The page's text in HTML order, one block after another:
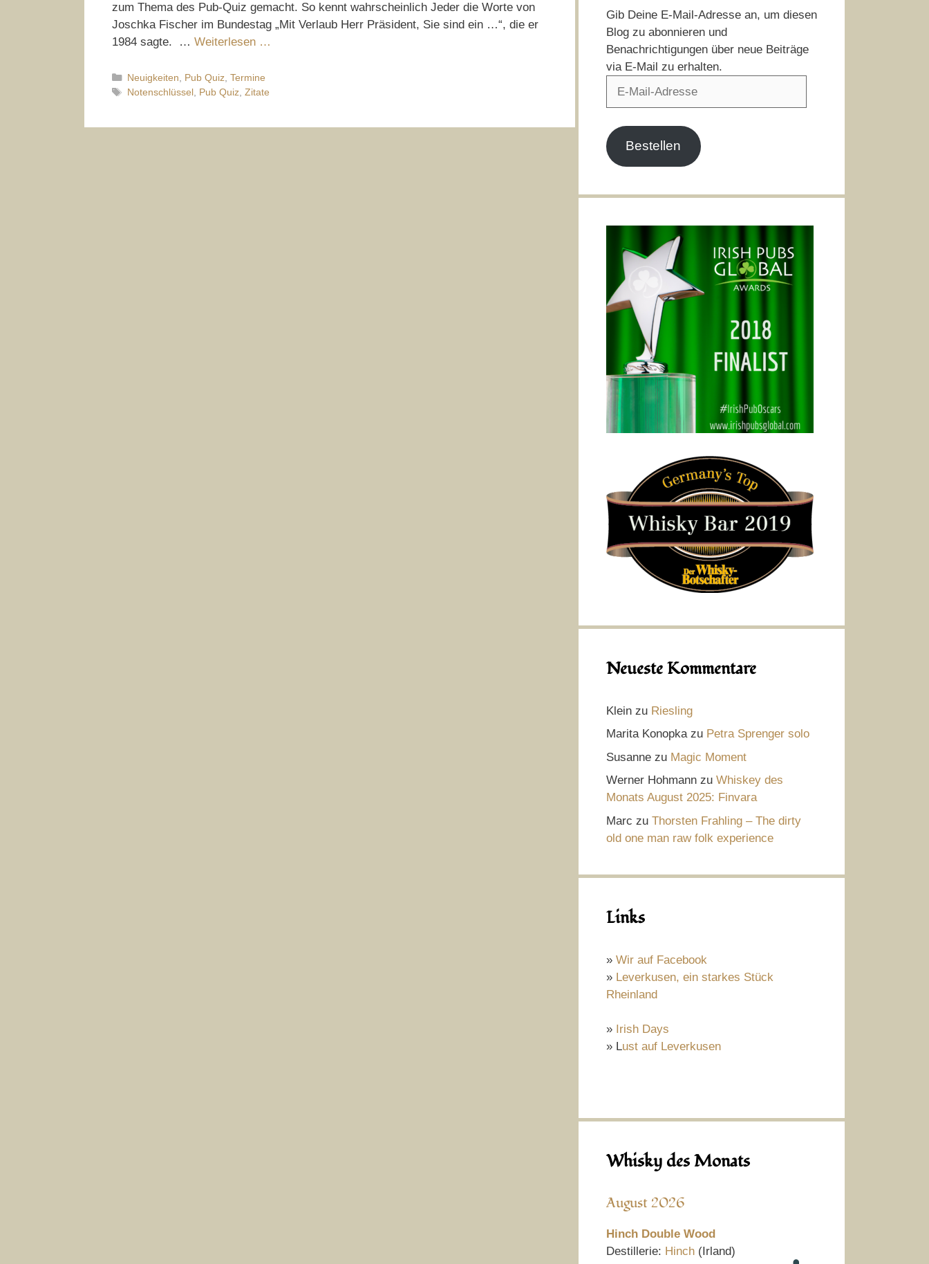
zum Thema des Pub-Quiz gemacht. So kennt wahrscheinlich Jeder die Worte von
Joschka Fischer im Bundestag „Mit Verlaub Herr Präsident, Sie sind ein …“, die er
1984 sagte. … Weiterlesen …
Kategorien
Neuigkeiten Pub Quiz, Termine
Schlagwörter
Notenschlüssel, Pub Quiz, Zitate
Gib Deine E-Mail-Adresse an, um diesen
Blog zu abonnieren und
Benachrichtigungen über neue Beiträge
via E-Mail zu erhalten.
Bestellen
Neueste Kommentare
Klein zu Riesling
Marita Konopkazu Petra Sprenger solo
Susanne zu Magic Moment
Werner Hohmann zu Whiskey des
Monats August 2025: Finvara
Marc zu Thorsten Frahling – The dirty
old one man raw folk experience
Links
» Wir auf Facebook
» Leverkusen, ein starkes Stück
Rheinland
» Irish Days
» Lust auf Leverkusen
Whisky des Monats
August 2026
Hinch Double Wood
Destillerie: Hinch (Irland)